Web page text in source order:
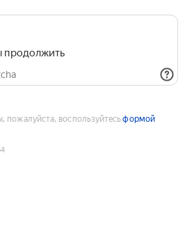
продолжить
пожалуйста, воспользуйтесьформой